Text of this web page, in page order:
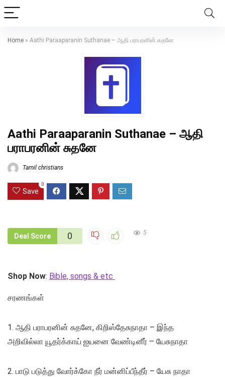
Home » Aathi Paraaparanin Suthanae – ஆதி பராபரனின் சுதனே
Aathi Paraaparanin Suthanae – ஆதி
பராபரனின் சுதனே
Tamil christians
Save
0
Deal Score 0 5
Shop Now: Bible, songs & etc
சரணங்கள்
1. ஆதி பராபரனின் சுதனே, கிறிஸ்தேசுநாதா – இந்த
அறிவில்லா யூதர்க்காய் ஐயனை வேண்டினீர் – யேசுநாதா
2. பாடு படுத்து வோர்க்கோ நீர் மன்னிப்பீந்தீர் – யேசு நாதா